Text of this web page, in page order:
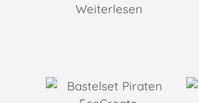
Weiterlesen